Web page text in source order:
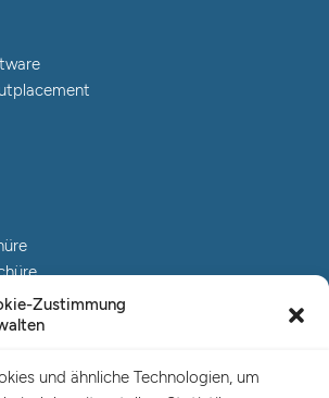
Zustimmung
und ähnliche Technologien, um
/ Rosenallee 6-8